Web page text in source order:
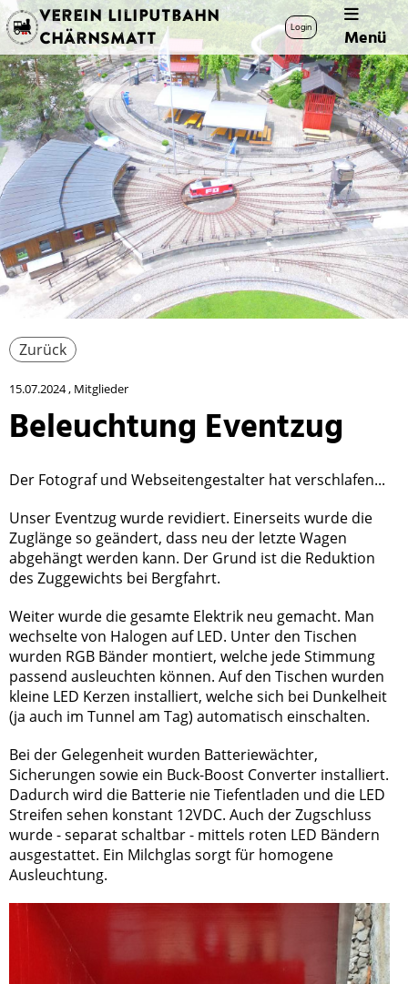
Verein Liliputbahn
Chärnsmatt
Login Menü
Zurück
15.07.2024, Mitglieder
Beleuchtung Eventzug
Der Fotograf und Webseitengestalter hat verschlafen...
Unser Eventzug wurde revidiert. Einerseits wurde die
Zuglänge so geändert, dass neu der letzte Wagen
abgehängt werden kann. Der Grund ist die Reduktion
des Zuggewichts bei Bergfahrt.
Weiter wurde die gesamte Elektrik neu gemacht. Man
wechselte von Halogen auf LED. Unter den Tischen
wurden RGB Bänder montiert, welche jede Stimmung
passend ausleuchten können. Auf den Tischen wurden
kleine LED Kerzen installiert, welche sich bei Dunkelheit
(ja auch im Tunnel am Tag) automatisch einschalten.
Bei der Gelegenheit wurden Batteriewächter,
Sicherungen sowie ein Buck-Boost Converter installiert.
Dadurch wird die Batterie nie Tiefentladen und die LED
Streifen sehen konstant 12VDC. Auch der Zugschluss
wurde - separat schaltbar - mittels roten LED Bändern
ausgestattet. Ein Milchglas sorgt für homogene
Ausleuchtung.